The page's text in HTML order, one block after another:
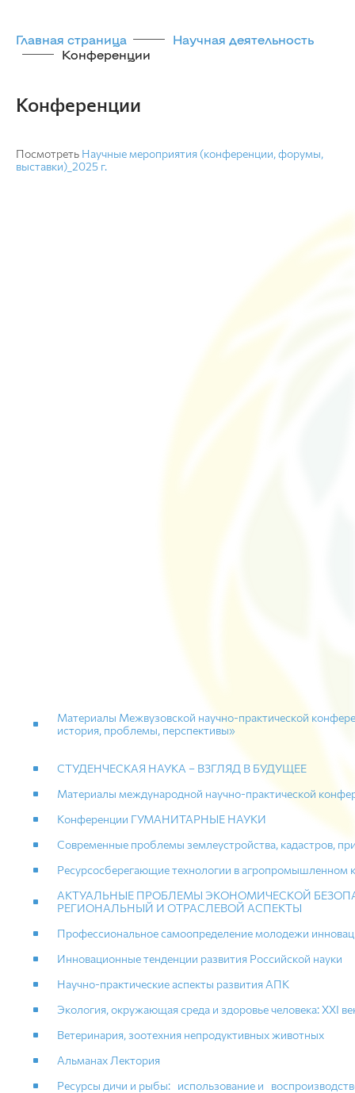
Главная страница
Научная деятельность
Конференции
Конференции
Посмотреть Научные мероприятия (конференции, форумы,
выставки)_2025 г.
Материалы Межвузовской научно-практической
история, проблемы, перспективы»
СТУДЕНЧЕСКАЯ НАУКА – ВЗГЛЯД В БУДУЩЕЕ
Материалы международной научно-практической
Конференции ГУМАНИТАРНЫЕ НАУКИ
Современные проблемы землеустройства, кадастров,
Ресурсосберегающие технологии в агропромышленном
АКТУАЛЬНЫЕ ПРОБЛЕМЫ ЭКОНОМИЧЕСКОЙ
РЕГИОНАЛЬНЫЙ И ОТРАСЛЕВОЙ АСПЕКТЫ
Профессиональное самоопределение молодежи
Инновационные тенденции развития Российской науки
Научно-практические аспекты развития АПК
Экология, окружающая среда и здоровье человека: XXI
Ветеринария, зоотехния непродуктивных животных
Альманах Лектория
Ресурсы дичи и рыбы: использование и